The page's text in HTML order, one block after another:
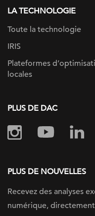
LA TECHNOLOGIE
Toute la technologie
IRIS
Plateformes
locales
PLUS DE DAC
PLUS DE NOUVELLES
Recevez des analyses
numérique,